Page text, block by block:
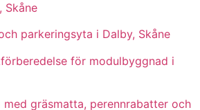
Skåne
parkeringsyta i Dalby, Skåne
för modulbyggnad i
med gräsmatta, perennrabatter och